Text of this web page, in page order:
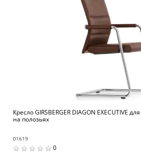
Кресло GIRSBERGER DIAGON EXECUTIVE
на полозьях
01619
0